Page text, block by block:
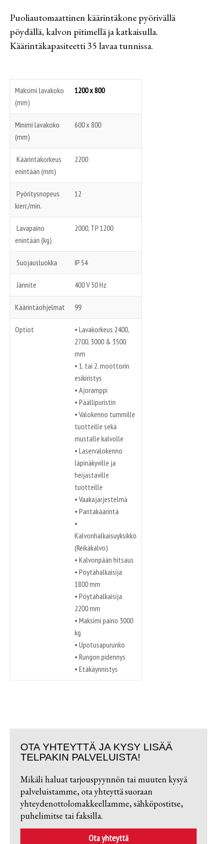
Puoliautomaattinen käärintäkone pyörivällä
pöydällä, kalvon pitimellä ja katkaisulla.
Käärintäkapasiteetti 35 lavaa tunnissa.
Maksimi lavakoko
(mm)
1200 x 800
Minimi lavakoko
(mm)
600 x 800
Käärintäkorkeus
enintään (mm)
2200
Pyöritysnopeus
kierr./min.
12
Lavapaino
enintään (kg)
2000, TP 1200
Suojausluokka IP 54
Jännite 400 V 50 Hz
Käärintäohjelmat 99
Optiot
• Lavakorkeus 2400,
2700, 3000 & 3500
mm
• 1. tai 2. moottorin
esikiristys
• Ajoramppi
• Päällipuristin
• Valokenno tummille
tuotteille sekä
mustalle kalvolle
• Laservalokenno
läpinäkyville ja
heijastaville
tuotteille
• Vaakajärjestelmä
• Pantakäärintä
•
Kalvonhalkaisuyksikkö
(Reikäkalvo)
• Kalvonpään hitsaus
• Pöytähalkaisija
1800 mm
• Pöytähalkaisija
2200 mm
• Maksimi paino 3000
kg
• Upotusapurunko
• Rungon pidennys
• Etäkäynnistys
OTA YHTEYTTÄ JA KYSY LISÄÄ
TELPAKIN PALVELUISTA!
Mikäli haluat tarjouspyynnön tai muuten kysyä
palveluistamme, ota yhteyttä suoraan
yhteydenottolomakkeellamme, sähköpostitse,
puhelimitse tai faksilla.
Ota yhteyttä